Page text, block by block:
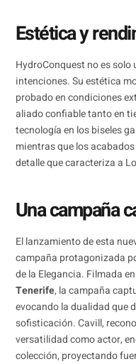
Estética y
HydroConquest no es solo
intenciones. Su estética
probado en condiciones
aliado confiable tanto en
tecnología en los biseles
mientras que los
detalle que caracteriza a
Una campaña
El lanzamiento de esta
campaña protagonizada
de la Elegancia. Filmada
Tenerife, la campaña
evocando la dualidad que
sofisticación. Cavill,
versatilidad como actor,
colección, proyectando